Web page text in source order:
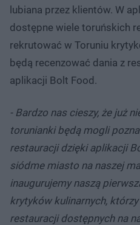
lubiana przez klientów. W
dostępne wiele toruńskich
rekrutować w Toruniu
będą recenzować dania z
aplikacji Bolt Food.
- Bardzo nas cieszy, że już
torunianki będą mogli
restauracji dzięki aplikacji
siódme miasto na naszej
inaugurujemy naszą
krytyków kulinarnych,
restauracji dostępnych na